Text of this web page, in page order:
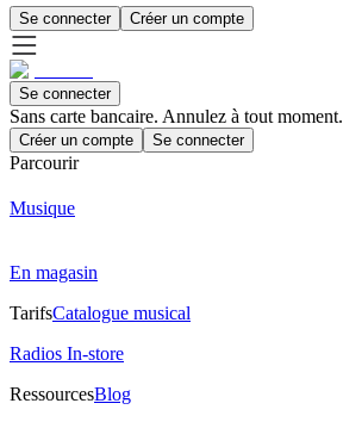
Se connecter Créer un compte
Se connecter
Sans carte bancaire. Annulez à tout moment.
Créer un compte Se connecter
Parcourir
Musique
En magasin
TarifsCatalogue musical
Radios In-store
RessourcesBlog